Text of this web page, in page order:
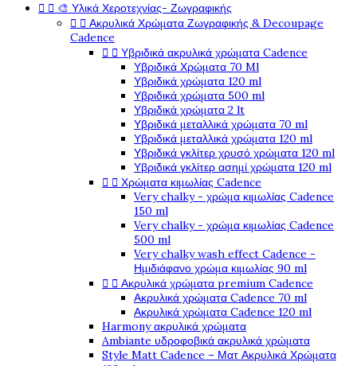
  🎨 Υλικά Χεροτεχνίας- Ζωγραφικής
  Ακρυλικά Χρώματα Ζωγραφικής & Decoupage
Cadence
  Υβριδικά ακρυλικά χρώματα Cadence
Υβριδικά Χρώματα 70 Ml
Υβριδικά χρώματα 120 ml
Υβριδικά χρώματα 500 ml
Υβριδικά χρώματα 2 lt
Υβριδικά μεταλλικά χρώματα 70 ml
Υβριδικά μεταλλικά χρώματα 120 ml
Υβριδικά γκλίτερ χρυσό χρώματα 120 ml
Υβριδικά γκλίτερ ασημί χρώματα 120 ml
  Χρώματα κιμωλίας Cadence
Very chalky - χρώμα κιμωλίας Cadence
150 ml
Very chalky - χρώμα κιμωλίας Cadence
500 ml
Very chalky wash effect Cadence -
Ημιδιάφανο χρώμα κιμωλίας 90 ml
  Ακρυλικά χρώματα premium Cadence
Ακρυλικά χρώματα Cadence 70 ml
Ακρυλικά χρώματα Cadence 120 ml
Harmony ακρυλικά χρώματα
Ambiante υδροφοβικά ακρυλικά χρώματα
Style Matt Cadence – Ματ Ακρυλικά Χρώματα